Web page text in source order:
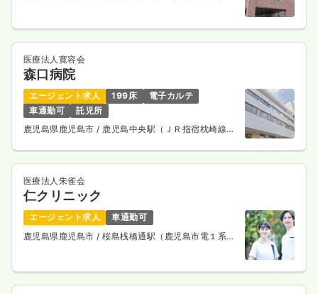
日勤のみ（パート）
給与 お問い合わせください
時間 8:30～17:30
土日祝休み
気になる 詳細を見る
医療法人寛容会
森口病院
エージェント求人 199床
電子カルテ
車通勤可
託児所
鹿児島県鹿児島市/ 鹿児島中央駅（ＪＲ指宿枕崎線）
医療法人朱雀会
仁クリニック
エージェント求人
車通勤可
鹿児島県鹿児島市 / 桜島桟橋通駅（鹿児島市電１系